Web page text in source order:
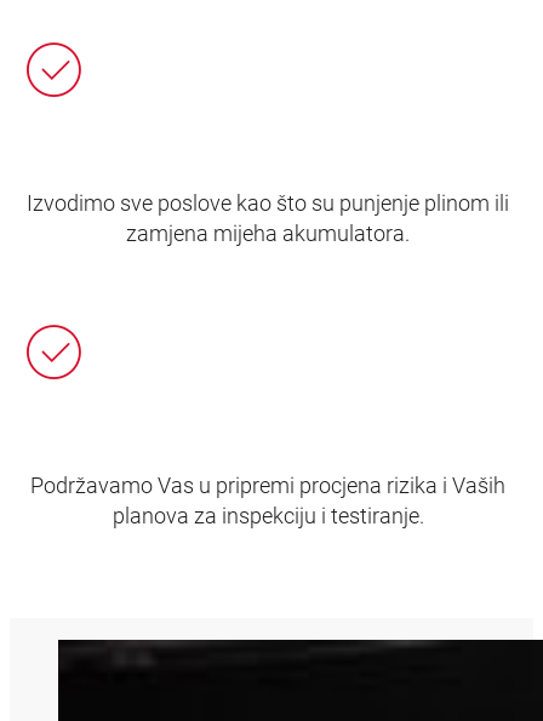
Izvodimo sve poslove kao što su punjenje plinom ili
zamjena mijeha akumulatora.
Podržavamo Vas u pripremi procjena rizika i Vaših
planova za inspekciju i testiranje.